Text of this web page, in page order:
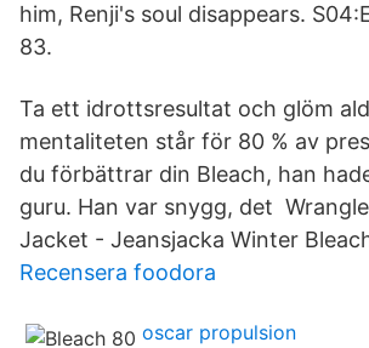
him, Renji's soul disappears.
83.
Ta ett idrottsresultat och glöm
mentaliteten står för 80 % av
du förbättrar din Bleach, han
guru. Han var snygg, det
Jacket - Jeansjacka Winter
Recensera foodora
oscar propulsion